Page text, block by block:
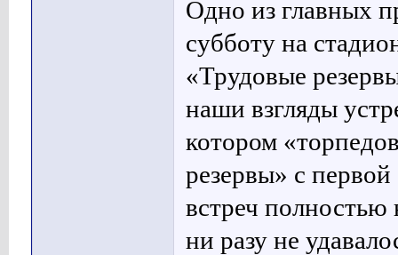
Одно из главных
субботу на
«Трудовые
наши взгляды
котором
резервы» с
встреч полностью
ни разу не